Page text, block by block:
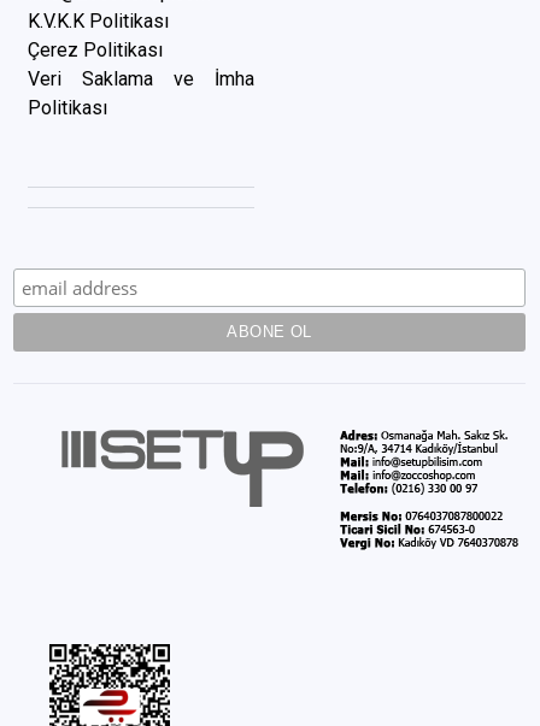
K.V.K.K Politikası
Çerez Politikası
Veri Saklama ve İmha
Politikası